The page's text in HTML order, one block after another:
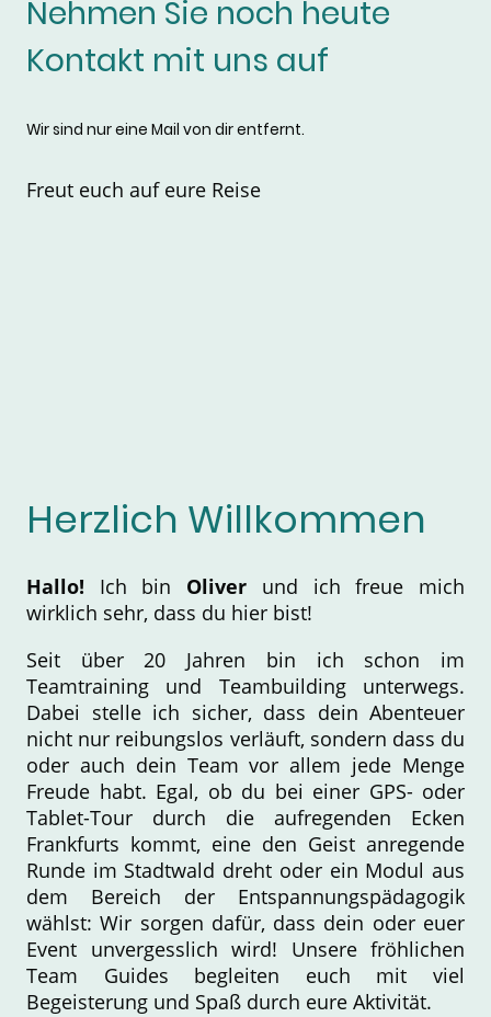
Nehmen Sie noch heute
Kontakt mit uns auf
Wir sind nur eine Mail von dir entfernt.
Freut euch auf eure Reise
Herzlich Willkommen
Hallo! Ich bin Oliver und ich freue mich
wirklich sehr, dass du hier bist!
Seit über 20 Jahren bin ich schon im
Teamtraining und Teambuilding unterwegs.
Dabei stelle ich sicher, dass dein Abenteuer
nicht nur reibungslos verläuft, sondern dass du
oder auch dein Team vor allem jede Menge
Freude habt. Egal, ob du bei einer GPS- oder
Tablet-Tour durch die aufregenden Ecken
Frankfurts kommt, eine den Geist anregende
Runde im Stadtwald dreht oder ein Modul aus
dem Bereich der Entspannungspädagogik
wählst: Wir sorgen dafür, dass dein oder euer
Event unvergesslich wird! Unsere fröhlichen
Team Guides begleiten euch mit viel
Begeisterung und Spaß durch eure Aktivität.